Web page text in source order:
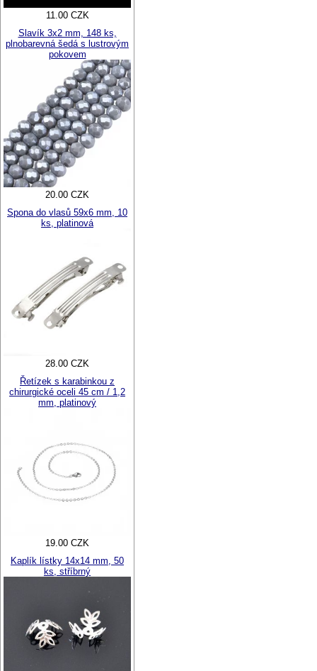
11.00 CZK
Slavík 3x2 mm, 148 ks,
plnobarevná šedá s lustrovým
pokovem
20.00 CZK
Spona do vlasů 59x6 mm, 10
ks, platinová
28.00 CZK
Řetízek s karabinkou z
chirurgické oceli 45 cm / 1,2
mm, platinový
19.00 CZK
Kaplík lístky 14x14 mm, 50
ks, stříbrný